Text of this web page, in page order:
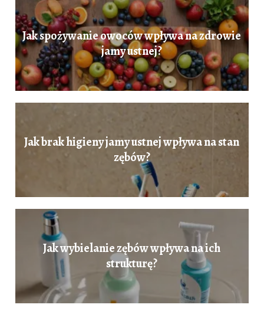
Jak spożywanie owoców wpływa na zdrowie
jamy ustnej?
Jak brak higieny jamy ustnej wpływa na stan
zębów?
Jak wybielanie zębów wpływa na ich
strukturę?